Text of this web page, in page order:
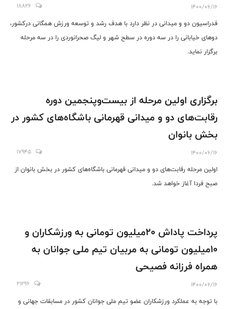
1400/06/16
18826
فدراسیون دو و میدانی در نظر دارد با هدف رشد و توسعه ورزش همگانی درکشور،
دو‌های خیابانی را در سه دوره در سطح شهر و لیگ صحرانوردی را در سه مرحله
برگزار نماید.
برگزاری اولین مرحله از بیست‌وپنجمین دوره
رقابت‌های دو و میدانی قهرمانی باشگاه‌های کشور در
بخش بانوان
1400/06/16
17945
اولین مرحله رقابت‌های دو و میدانی قهرمانی باشگاه‌های کشور در بخش بانوان از
صبح فردا آغاز خواهد شد.
پرداخت پاداش ۲۰میلیون تومانی به ورزشکاران و
۱۰میلیون تومانی به مربیان تیم ملی جوانان به
همراه فرزانه فصیحی
1400/06/16
21296
با توجه به عملکرد ورزشکاران عضو تیم ملی جوانان کشور در مسابقات جهانی و